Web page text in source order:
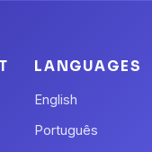
LANGUAGES
English
Português